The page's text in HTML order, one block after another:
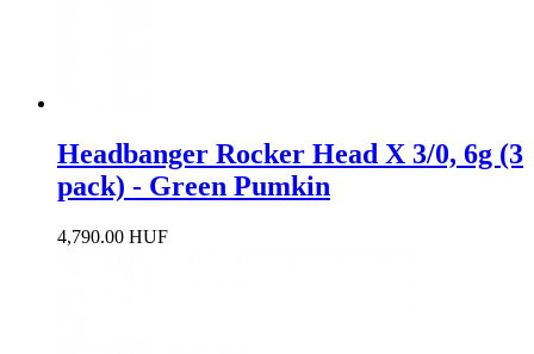
Headbanger Rocker Head X 3/0, 6g (3
pack) - Green Pumkin
4,790.00 HUF